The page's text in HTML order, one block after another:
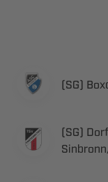

